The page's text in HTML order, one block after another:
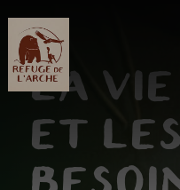
LA VIE
ET LES